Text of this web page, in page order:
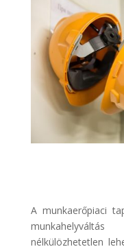
A munkaerőpiaci
nélkülözhetetlen